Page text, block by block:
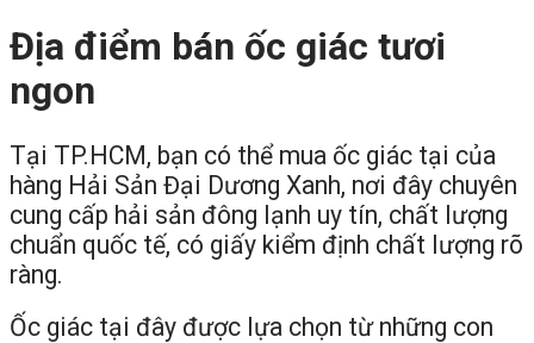
Địa điểm bán ốc giác tươi
ngon
Tại TP.HCM, bạn có thể mua ốc giác tại của
hàng Hải Sản Đại Dương Xanh, nơi đây chuyên
cung cấp hải sản đông lạnh uy tín, chất lượng
chuẩn quốc tế, có giấy kiểm định chất lượng rõ
ràng.
Ốc giác tại đây được lựa chọn từ những con